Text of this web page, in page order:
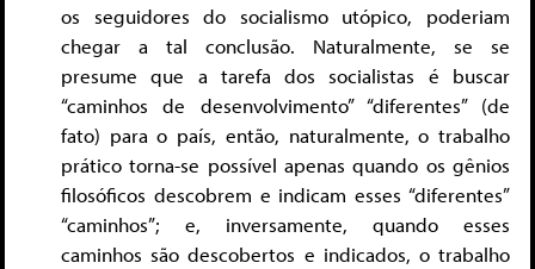
os seguidores do socialismo utópico, poderiam
chegar a tal conclusão. Naturalmente, se se
presume que a tarefa dos socialistas é buscar
“caminhos de desenvolvimento” “diferentes” (de
fato) para o país, então, naturalmente, o trabalho
prático torna-se possível apenas quando os gênios
filosóficos descobrem e indicam esses “diferentes”
“caminhos”; e, inversamente, quando esses
caminhos são descobertos e indicados, o trabalho